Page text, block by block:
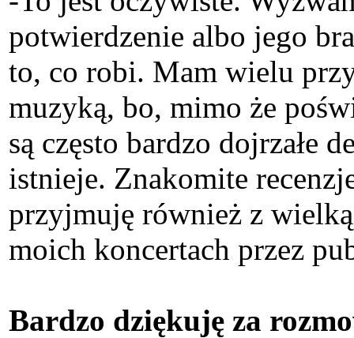
potwierdzenie albo jego
to, co robi. Mam wielu
muzyką, bo, mimo że
są często bardzo dojrzałe
istnieje. Znakomite
przyjmuję również z
moich koncertach przez
Bardzo dziękuję za